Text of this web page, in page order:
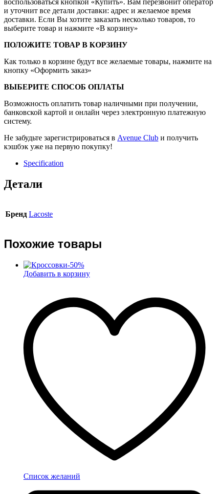
и уточнит все детали доставки: адрес и желаемое время
доставки. Если Вы хотите заказать несколько товаров, то
выберите товар и нажмите «В корзину»
ПОЛОЖИТЕ ТОВАР В КОРЗИНУ
Как только в корзине будут все желаемые товары, нажмите на
кнопку «Оформить заказ»
ВЫБЕРИТЕ СПОСОБ ОПЛАТЫ
Возможность оплатить товар наличными при получении,
банковской картой и онлайн через электронную платежную
систему.
Не забудьте зарегистрироваться в Avenue Club и получить
кэшбэк уже на первую покупку!
Specification
Детали
Бренд Lacoste
Похожие товары
-50%
Добавить в корзину
Список желаний